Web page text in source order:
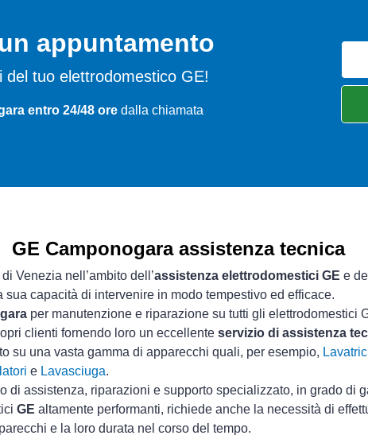
appuntamento
del tuo elettrodomestico GE!
entro 24/48 oredalla chiamata
GE Camponogara assistenza tecnica
Venezia nell’ambito dell’assistenza elettrodomestici GE e
capacità di intervenire in modo tempestivo ed efficace.
per manutenzione e riparazione su tutti gli elettrodomestici
clienti fornendo loro un eccellente servizio di assistenza
su una vasta gamma di apparecchi quali, per esempio,
e Lavasciuga.
di assistenza, riparazioni e supporto specializzato, in grado di
GE altamente performanti, richiede anche la necessità di
e la loro durata nel corso del tempo.